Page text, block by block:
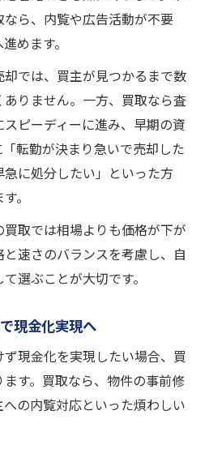
ら、内覧や広告活動が不要
めます。
では、買主が見つかるまで数
りません。一方、買取なら査
ピーディーに進み、早期の資
転勤が決まり急いで売却した
に処分したい」といった方
。
取では相場よりも価格が下が
速さのバランスを考慮し、自
選ぶことが大切です。
現金化実現へ
現金化を実現したい場合、買
す。買取なら、物件の事前修
の内覧対応といった煩わしい